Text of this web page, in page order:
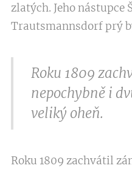
zlatých. Jeho nástupce
Trautsmannsdorf prý
Roku 1809
nepochybně i
veliký oheň.
Roku 1809 zachvátil